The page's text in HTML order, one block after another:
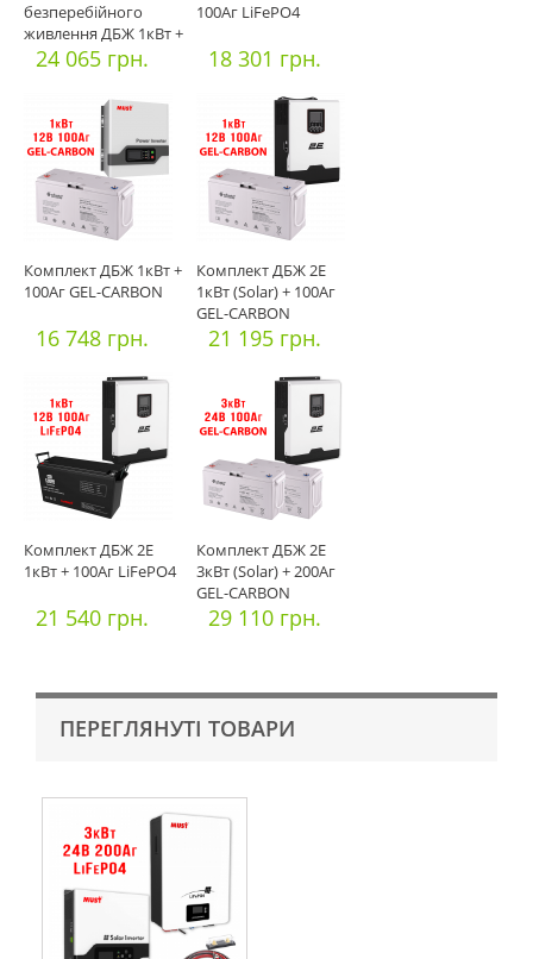
безперебійного
живлення ДБЖ 1кВт +
200Аг LiFePO4
24 065 грн.
100Аг LiFePO4
18 301 грн.
Комплект ДБЖ 1кВт +
100Аг GEL-CARBON
16 748 грн.
Комплект ДБЖ 2E
1кВт (Solar) + 100Аг
GEL-CARBON
21 195 грн.
Комплект ДБЖ 2E
1кВт + 100Аг LiFePO4
21 540 грн.
Комплект ДБЖ 2E
3кВт (Solar) + 200Аг
GEL-CARBON
29 110 грн.
ПЕРЕГЛЯНУТІ ТОВАРИ